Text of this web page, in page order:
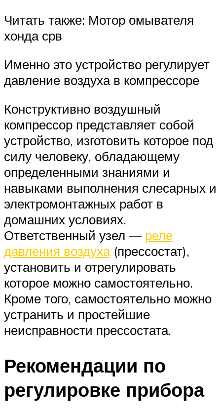
Читать также: Мотор омывателя
хонда срв
Именно это устройство регулирует
давление воздуха в компрессоре
Конструктивно воздушный
компрессор представляет собой
устройство, изготовить которое под
силу человеку, обладающему
определенными знаниями и
навыками выполнения слесарных и
электромонтажных работ в
домашних условиях.
Ответственный узел — реле
давления воздуха(прессостат),
установить и отрегулировать
которое можно самостоятельно.
Кроме того, самостоятельно можно
устранить и простейшие
неисправности прессостата.
Рекомендации по
регулировке прибора